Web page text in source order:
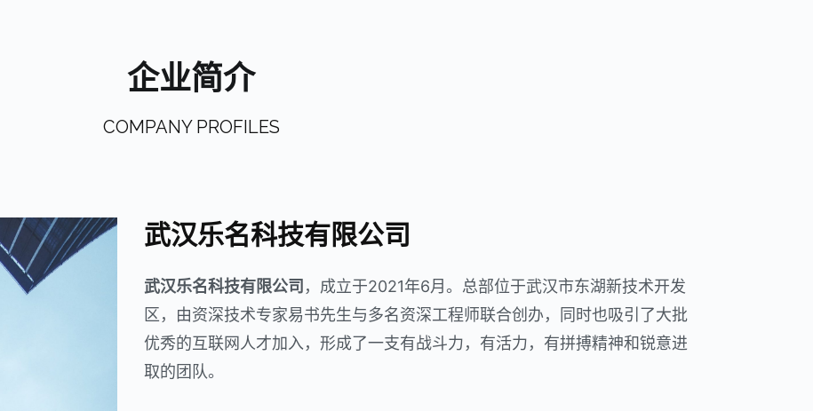
企业简介
COMPANY PROFILES
武汉乐名科技有限公司
武汉乐名科技有限公司 ，成立于2021年6月。总部位于武汉市东湖新技术开发
区，由资深技术专家易书先生与多名资深工程师联合创办，同时也吸引了大批
优秀的互联网人才加入，形成了一支有战斗力，有活力，有拼搏精神和锐意进
取的团队。